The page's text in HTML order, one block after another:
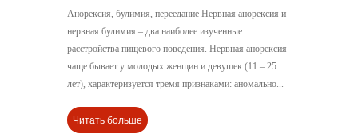
Анорексия, булимия, переедание Нервная анорексия и
нервная булимия – два наиболее изученные
расстройства пищевого поведения. Нервная анорексия
чаще бывает у молодых женщин и девушек (11 – 25
лет), характеризуется тремя признаками: аномально...
Читать больше